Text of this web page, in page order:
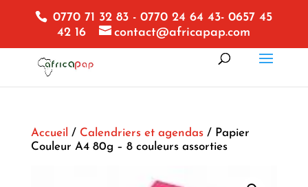
0770 71 32 83 - 0770 24 64 43- 0657 45
42 16
contact@africapap.com
Accueil / Calendriers et agendas/ Papier
Couleur A4 80g – 8 couleurs assorties